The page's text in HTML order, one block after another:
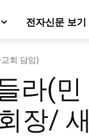
전자신문 보기
회 담임)
라(민
장/ 새